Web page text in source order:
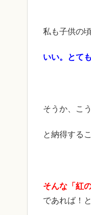
私も子供の
いい。とて
そうか、こ
と納得する
そんな「紅
であれば！